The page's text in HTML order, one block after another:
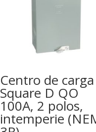
Centro de carga
Square D QO
100A, 2 polos,
intemperie